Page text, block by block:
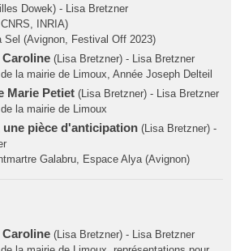
Dowek) - Lisa Bretzner
INRIA)
Sel (Avignon, Festival Off 2023)
(Lisa Bretzner) - Lisa Bretzner
la mairie de Limoux, Année Joseph Delteil
Marie Petiet (Lisa Bretzner) - Lisa Bretzner
la mairie de Limoux
une pièce d'anticipation(Lisa Bretzner) -
Galabru, Espace Alya (Avignon)
(Lisa Bretzner) - Lisa Bretzner